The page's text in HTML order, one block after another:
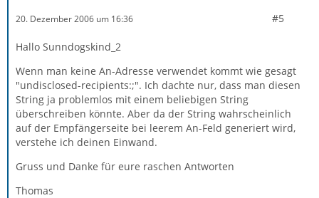
20. Dezember 2006 um 16:36 #5
Hallo Sunndogskind_2
Wenn man keine An-Adresse verwendet kommt wie gesagt
"undisclosed-recipients:;". Ich dachte nur, dass man diesen
String ja problemlos mit einem beliebigen String
überschreiben könnte. Aber da der String wahrscheinlich
auf der Empfängerseite bei leerem An-Feld generiert wird,
verstehe ich deinen Einwand.
Gruss und Danke für eure raschen Antworten
Thomas